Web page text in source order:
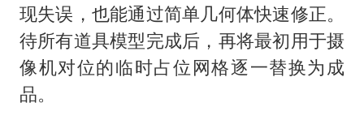
现失误，也能通过简单几何体快速修正。
待所有道具模型完成后，再将最初用于摄
像机对位的临时占位网格逐一替换为成
品。